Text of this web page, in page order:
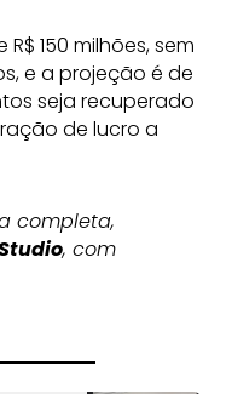
150 milhões, sem
e a projeção é de
seja recuperado
de lucro a
completa,
, com